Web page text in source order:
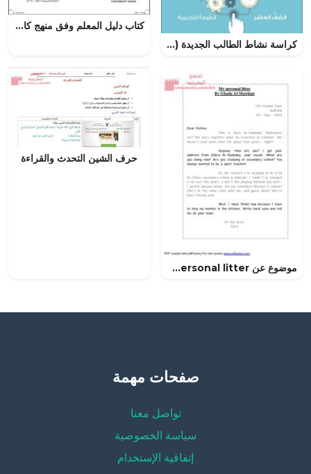
كراسة نشاط الطالب الجديدة (نسخة) ريادة الأعمال (مهارات حياتية) العاشر
كتاب دليل المعلم وفق منهج كامبردج (علوم) الثامن
موضوع عن My personal litter مقرر إنج 101
حرف الشين التحدث والقراءة
صفحات مهمة
تواصل معنا
سياسة الخصوصية
إتفاقية الإستخدام